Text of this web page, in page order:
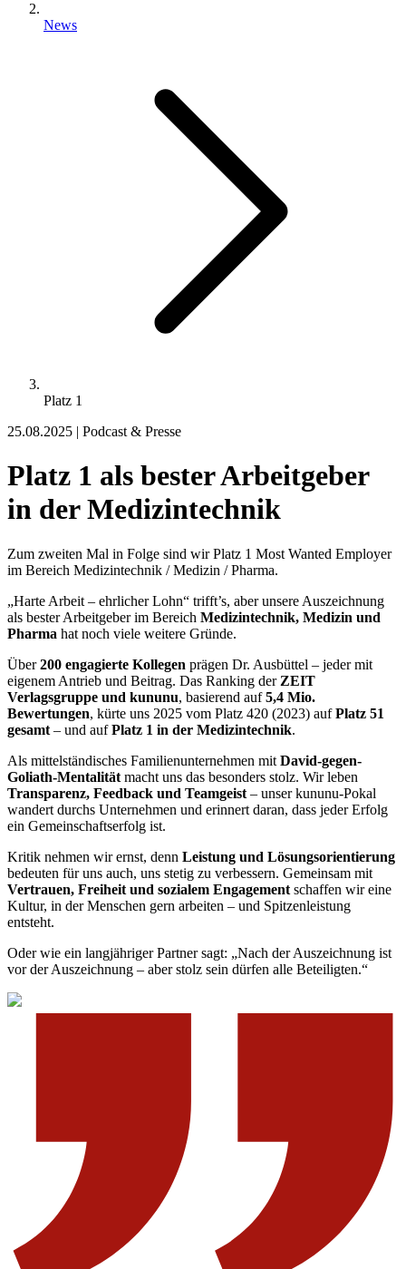
News
Platz 1
25.08.2025 | Podcast & Presse
Platz 1 als bester Arbeitgeber
in der Medizintechnik
Zum zweiten Mal in Folge sind wir Platz 1 Most Wanted Employer
im Bereich Medizintechnik / Medizin / Pharma.
„Harte Arbeit – ehrlicher Lohn“ trifft’s, aber unsere Auszeichnung
als bester Arbeitgeber im Bereich Medizintechnik, Medizin und
Pharma hat noch viele weitere Gründe.
Über200 engagierte Kollegen prägen Dr. Ausbüttel – jeder mit
eigenem Antrieb und Beitrag. Das Ranking der ZEIT
Verlagsgruppe und kununu, basierend auf5,4 Mio.
Bewertungen, kürte uns 2025 vom Platz 420 (2023) aufPlatz 51
gesamt – und aufPlatz 1 in der Medizintechnik.
Als mittelständisches Familienunternehmen mit David-gegen-
Goliath-Mentalität macht uns das besonders stolz. Wir leben
Transparenz, Feedback und Teamgeist – unser kununu-Pokal
wandert durchs Unternehmen und erinnert daran, dass jeder Erfolg
ein Gemeinschaftserfolg ist.
Kritik nehmen wir ernst, denn Leistung und Lösungsorientierung
bedeuten für uns auch, uns stetig zu verbessern. Gemeinsam mit
Vertrauen, Freiheit und sozialem Engagement schaffen wir eine
Kultur, in der Menschen gern arbeiten – und Spitzenleistung
entsteht.
Oder wie ein langjähriger Partner sagt: „Nach der Auszeichnung ist
vor der Auszeichnung – aber stolz sein dürfen alle Beteiligten.“